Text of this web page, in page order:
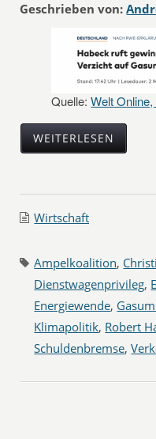
Geschrieben von:
Quelle:Welt
WEITERLESEN
Wirtschaft
Ampelkoalition,
Dienstwagenprivileg,
Energiewende,
Klimapolitik, Robert
Schuldenbremse,